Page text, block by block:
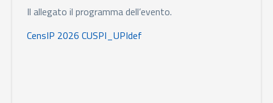
Il allegato il programma dell’evento.
CensIP 2026 CUSPI_UPIdef